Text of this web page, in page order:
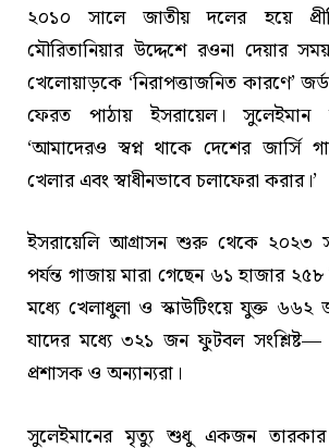
২০১০ সালে জাতীয় দলের হয়ে
মৌরিতানিয়ার উদ্দেশে রওনা দেয়ার
খেলোয়াড়কে ‘নিরাপত্তাজনিত কারণে’
ফেরত পাঠায় ইসরায়েল। সুলেইমান
‘আমাদেরও স্বপ্ন থাকে দেশের জার্সি
খেলার এবং স্বাধীনভাবে চলাফেরা করার।’
ইসরায়েলি আগ্রাসন শুরু থেকে ২০২৩
পর্যন্ত গাজায় মারা গেছেন ৬১ হাজার ২৫৮
মধ্যে খেলাধুলা ও স্কাউটিংয়ে যুক্ত
যাদের মধ্যে ৩২১ জন ফুটবল
প্রশাসক ও অন্যান্যরা।
সুলেইমানের মৃত্যু শুধু একজন তারকার